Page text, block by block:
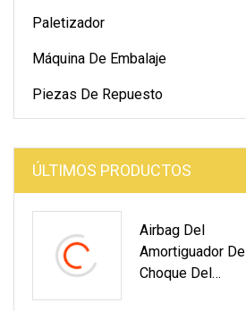
Paletizador
Máquina De Embalaje
Piezas De Repuesto
ÚLTIMOS PRODUCTOS
Airbag Del
Amortiguador De
Choque Del